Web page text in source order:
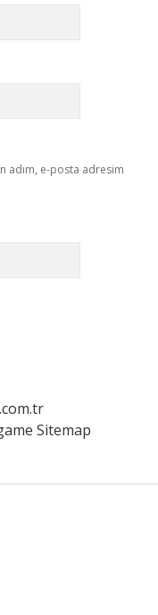
adım, e-posta adresim
Sitemap